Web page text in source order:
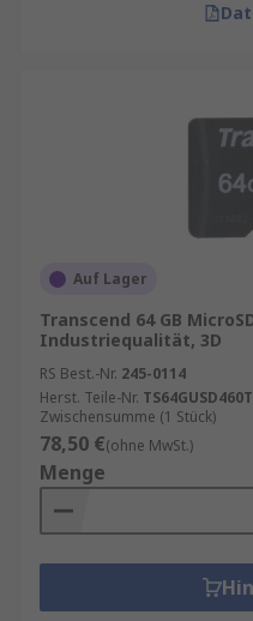
Auf Lager
Transcend 64 GB
Industriequalität, 3D
RS Best.-Nr. 245-0114
Herst. Teile-Nr. TS64GUSD460T
Zwischensumme (1 Stück)
78,50 €(ohne MwSt.)
Menge